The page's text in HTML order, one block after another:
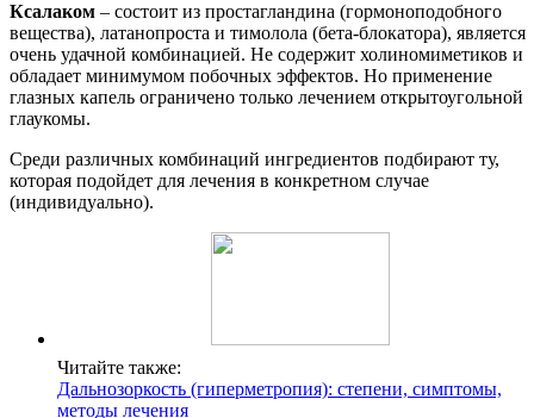
Ксалаком – состоит из простагландина (гормоноподобного
вещества), латанопроста и тимолола (бета-блокатора), является
очень удачной комбинацией. Не содержит холиномиметиков и
обладает минимумом побочных эффектов. Но применение
глазных капель ограничено только лечением открытоугольной
глаукомы.
Среди различных комбинаций ингредиентов подбирают ту,
которая подойдет для лечения в конкретном случае
(индивидуально).
Читайте также:
Дальнозоркость (гиперметропия): степени, симптомы,
методы лечения